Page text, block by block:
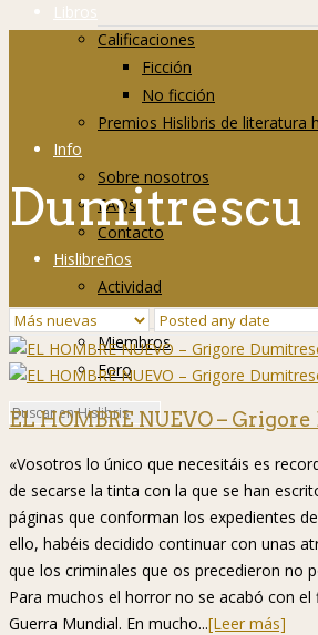
Libros
Calificaciones
Ficción
No ficción
Premios Hislibris de literatura
Info
Sobre nosotros
FAQs
Contacto
Hislibreños
Actividad
Grupos
Miembros
Foro
Dumitrescu
EL HOMBRE NUEVO –
«Vosotros lo único que necesitáis es
de secarse la tinta con la que se han
páginas que conforman los expedientes
ello, habéis decidido continuar con unas
que los criminales que os precedieron no
Para muchos el horror no se acabó con el
Guerra Mundial. En mucho...[Leer más]